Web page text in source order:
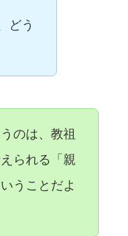
どう
のは、教祖
られる「親
うことだよ